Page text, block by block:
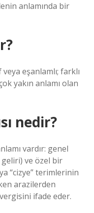
anlamında bir
eşanlamlı; farklı
yakın anlamı olan
nedir?
vardır: genel
ve özel bir
“cizye” terimlerinin
arazilerden
ifade eder.